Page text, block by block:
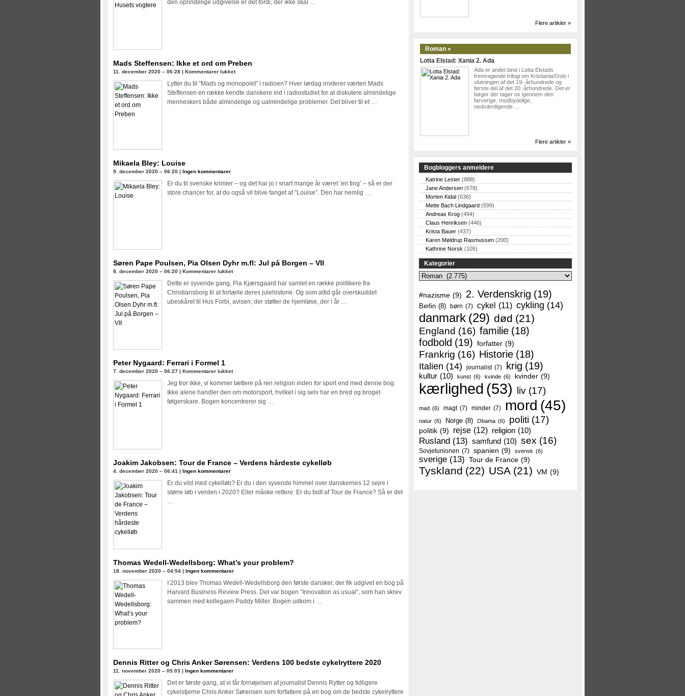
den oprindelige udgivelse er det fordi, der ikke skal …
Mads Steffensen: Ikke et ord om Preben
11. december 2020 – 06:28 | Kommentarer lukkettil
Steffensen:
Ikke
Lytter du til ”Mads og monopolet” i radioen? Hver lørdag inviterer værten Mads
Steffensen en række kendte danskere ind i radiostudiet for at diskutere almindelige
menneskers både almindelige og ualmindelige problemer. Det bliver til et …
Mikaela Bley: Louise
9. december 2020 – 06:20 | Ingen kommentarer
Er du til svenske krimier – og det har jo i snart mange år været ’en ting’ – så er der
store chancer for, at du også vil blive fanget af ”Louise”. Den har nemlig …
Søren Pape Poulsen, Pia Olsen Dyhr m.fl: Jul på Borgen – VII
8. december 2020 – 06:20 | Kommentarer lukkettil
Søren
Pape
Poulsen,
–
VII
Dette er syvende gang, Pia Kjærsgaard har samlet en række politikere fra
Christiansborg til at fortælle deres julehistorie. Og som altid går overskuddet
ubeskåret til Hus Forbi, avisen, der støtter de hjemløse, der i år …
Peter Nygaard: Ferrari i Formel 1
7. december 2020 – 06:27 | Kommentarer lukkettil
Peter
Nygaard:
Ferrari
Jeg tror ikke, vi kommer tættere på ren religion inden for sport end med denne bog.
Ikke alene handler den om motorsport, hvilket i sig selv har en bred og broget
følgerskare. Bogen koncentrerer sig …
Joakim Jakobsen: Tour de France – Verdens hårdeste cykelløb
4. december 2020 – 06:41 | Ingen kommentarer
Er du vild med cykelløb? Er du i den syvende himmel over danskernes 12 sejre i
større løb i verden i 2020? Eller måske rettere: Er du bidt af Tour de France? Så er det
…
Thomas Wedell-Wedellsborg: What’s your problem?
18. november 2020 – 04:54 | Ingen kommentarer
I 2013 blev Thomas Wedell-Wedellsborg den første dansker, der fik udgivet en bog på
Harvard Business Review Press. Det var bogen ”Innovation as usual”, som han skrev
sammen med kollegaen Paddy Miller. Bogen udkom i …
Dennis Ritter og Chris Anker Sørensen: Verdens 100 bedste cykelryttere 2020
11. november 2020 – 05:03 | Ingen kommentarer
Det er første gang, at vi får fornøjelsen af journalist Dennis Rytter og tidligere
cykelstjerne Chris Anker Sørensen som forfattere på en bog om de bedste cykelryttere
Flere artikler »
Roman »
Lotta Elstad: Xania 2. Ada
Ada er andet bind i Lotta Elstads
fremragende trilogi om Kristiania/Oslo i
slutningen af det 19- århundrede og
første del af det 20. århundrede. Det er
bøger der tager os igennem den
farverige, modbydelige,
nedværdigende …
Flere artikler »
Bogbloggers anmeldere
Katrine Lester (888)
Jane Andersen (678)
Morten Kidal (636)
Mette Bach Lindgaard (599)
Andreas Krog (494)
Claus Henriksen (446)
Krista Bauer (437)
Karen Møldrup Rasmussen (200)
Kathrine Norsk (105)
Kategorier
Kategorier
#nazisme (9) 2. Verdenskrig (19)
Berlin (8) børn (7) cykel (11) cykling (14)
danmark (29) død (21)
England (16) familie (18)
fodbold (19) forfatter (9)
Frankrig (16) Historie (18)
Italien (14) journalist (7) krig (19)
kultur (10) kunst (6) kvinde (6) kvinder (9)
kærlighed (53) liv (17)
mad (6) magt (7) minder (7) mord (45)
natur (6) Norge (8) Obama (6) politi (17)
politik (9) rejse (12) religion (10)
Rusland (13) samfund (10) sex (16)
Sovjetunionen (7) spanien (9) svensk (6)
sverige (13) Tour de France (9)
Tyskland (22) USA (21) VM (9)